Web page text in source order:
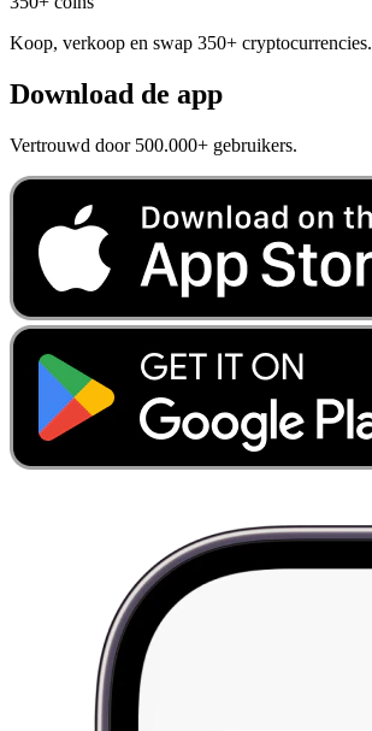
Koop, verkoop en swap 350+ cryptocurrencies.
Download de app
Vertrouwd door 500.000+ gebruikers.